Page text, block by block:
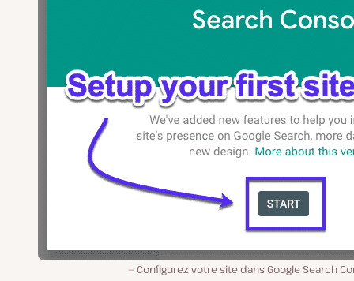
Configurez votre site dans Google Search